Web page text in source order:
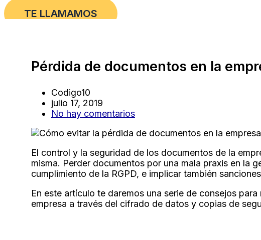
TE LLAMAMOS
Pérdida de documentos en la
Codigo10
julio 17, 2019
No hay comentarios
El control y la seguridad de los documentos de la
misma. Perder documentos por una mala praxis en la
cumplimiento de la RGPD, e implicar también
En este artículo te daremos una serie de consejos
empresa a través del cifrado de datos y copias de